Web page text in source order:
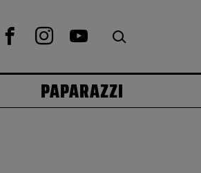
PAPARAZZI